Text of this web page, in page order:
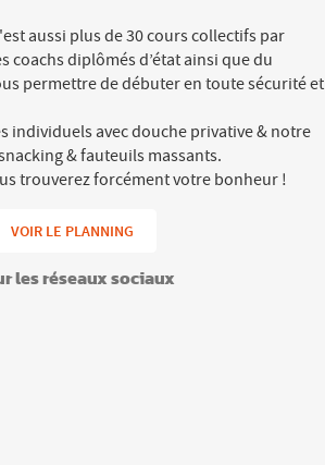
aussi plus de 30 cours collectifs par
coachs diplômés d’état ainsi que du
permettre de débuter en toute sécurité et
individuels avec douche privative & notre
& fauteuils massants.
trouverez forcément votre bonheur !
VOIR LE PLANNING
les réseaux sociaux